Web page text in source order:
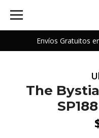
Envíos Gratuitos
The